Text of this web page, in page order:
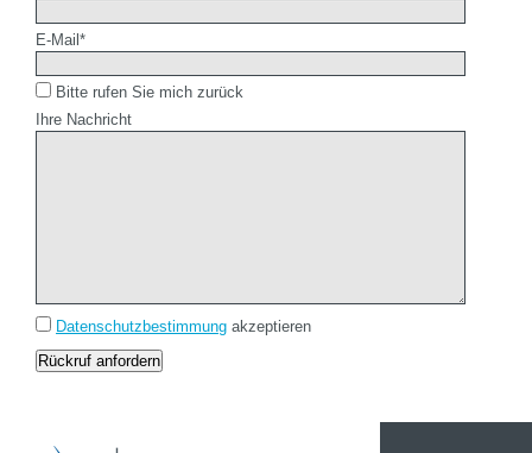
E-Mail *
Bitte rufen Sie mich zurück
Ihre Nachricht
Datenschutzbestimmung akzeptieren